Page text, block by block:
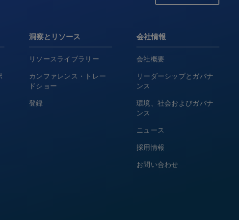
洞察とリソース
リソースライブラリー
カンファレンス・トレー
ドショー
登録
会社情報
会社概要
リーダーシップとガバナ
ンス
環境、社会およびガバナ
ンス
ニュース
採用情報
お問い合わせ